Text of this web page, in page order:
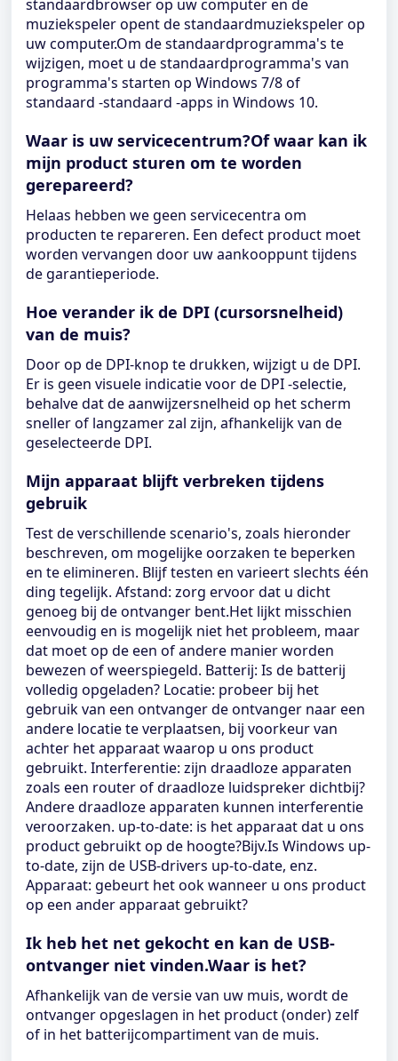
standaardbrowser op uw computer en de
muziekspeler opent de standaardmuziekspeler op
uw computer.Om de standaardprogramma's te
wijzigen, moet u de standaardprogramma's van
programma's starten op Windows 7/8 of
standaard -standaard -apps in Windows 10.
Waar is uw servicecentrum?Of waar kan ik
mijn product sturen om te worden
gerepareerd?
Helaas hebben we geen servicecentra om
producten te repareren. Een defect product moet
worden vervangen door uw aankooppunt tijdens
de garantieperiode.
Hoe verander ik de DPI (cursorsnelheid)
van de muis?
Door op de DPI-knop te drukken, wijzigt u de DPI.
Er is geen visuele indicatie voor de DPI -selectie,
behalve dat de aanwijzersnelheid op het scherm
sneller of langzamer zal zijn, afhankelijk van de
geselecteerde DPI.
Mijn apparaat blijft verbreken tijdens
gebruik
Test de verschillende scenario's, zoals hieronder
beschreven, om mogelijke oorzaken te beperken
en te elimineren. Blijf testen en varieert slechts één
ding tegelijk. Afstand: zorg ervoor dat u dicht
genoeg bij de ontvanger bent.Het lijkt misschien
eenvoudig en is mogelijk niet het probleem, maar
dat moet op de een of andere manier worden
bewezen of weerspiegeld. Batterij: Is de batterij
volledig opgeladen? Locatie: probeer bij het
gebruik van een ontvanger de ontvanger naar een
andere locatie te verplaatsen, bij voorkeur van
achter het apparaat waarop u ons product
gebruikt. Interferentie: zijn draadloze apparaten
zoals een router of draadloze luidspreker dichtbij?
Andere draadloze apparaten kunnen interferentie
veroorzaken. up-to-date: is het apparaat dat u ons
product gebruikt op de hoogte?Bijv.Is Windows up-
to-date, zijn de USB-drivers up-to-date, enz.
Apparaat: gebeurt het ook wanneer u ons product
op een ander apparaat gebruikt?
Ik heb het net gekocht en kan de USB-
ontvanger niet vinden.Waar is het?
Afhankelijk van de versie van uw muis, wordt de
ontvanger opgeslagen in het product (onder) zelf
of in het batterijcompartiment van de muis.